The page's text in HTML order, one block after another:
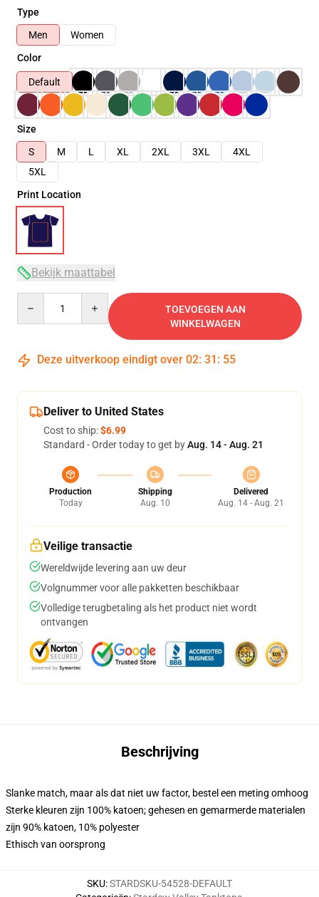
Type
Men
Women
Color
Default
Size
S
M L XL 2XL 3XL
4XL
5XL
Print Location
Bekijk maattabel
TOEVOEGEN AAN
WINKELWAGEN
Deze uitverkoop eindigt over 02: 31 : 54
Deliver to United States
Cost to ship:$6.99
Standard - Order today to get byAug. 14 - Aug. 21
Production
Today
Shipping
Aug. 10
Delivered
Aug. 14 - Aug. 21
Veilige transactie
Wereldwijde levering aan uw deur
Volgnummer voor alle pakketten beschikbaar
Volledige terugbetaling als het product niet wordt
ontvangen
Beschrijving
Slanke match, maar als dat niet uw factor, bestel een meting omhoog
Sterke kleuren zijn 100% katoen; gehesen en gemarmerde materialen
zijn 90% katoen, 10% polyester
Ethisch van oorsprong
SKU:STARDSKU-54528-DEFAULT